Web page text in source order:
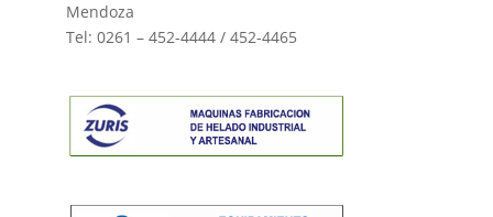
Mendoza
Tel: 0261 – 452-4444 / 452-4465